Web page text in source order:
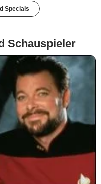
Specials
Schauspieler